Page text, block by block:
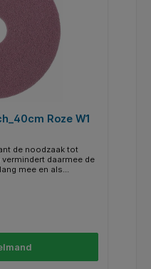
Roze W1
de noodzaak tot
daarmee de
mee en als
oppervlakte .
dieptereiniging in